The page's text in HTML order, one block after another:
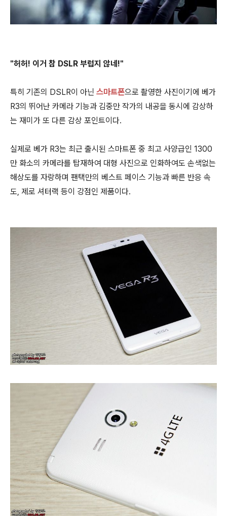
"허허! 이거 참 DSLR 부럽지 않네!"
특히 기존의 DSLR이 아닌 스마트폰으로 촬영한 사진이기에 베가
R3의 뛰어난 카메라 기능과 김중만 작가의 내공을 동시에 감상하
는 재미가 또 다른 감상 포인트이다.
실제로 베가 R3는 최근 출시된 스마트폰 중 최고 사양급인 1300
만 화소의 카메라를 탑재하여 대형 사진으로 인화하여도 손색없는
해상도를 자랑하며 팬택만의 베스트 페이스 기능과 빠른 반응 속
도, 제로 셔터랙 등이 강점인 제품이다.